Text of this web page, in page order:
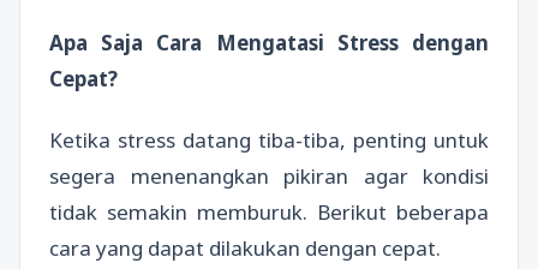
Apa Saja Cara Mengatasi Stress dengan
Cepat?
Ketika stress datang tiba-tiba, penting untuk
segera menenangkan pikiran agar kondisi
tidak semakin memburuk. Berikut beberapa
cara yang dapat dilakukan dengan cepat.